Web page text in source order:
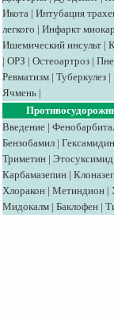
Икота | Интубация
легкого | Инфаркт
Ишемический инсульт |
| ОРЗ | Остеоартроз |
Ревматизм | Туберкулез |
Ячмень |
Введение |
Бензобамил | Гексамидин
Триметин | Этосуксимид
Карбамазепин |
Хлоракон | Метиндион |
Мидокалм | Баклофен |